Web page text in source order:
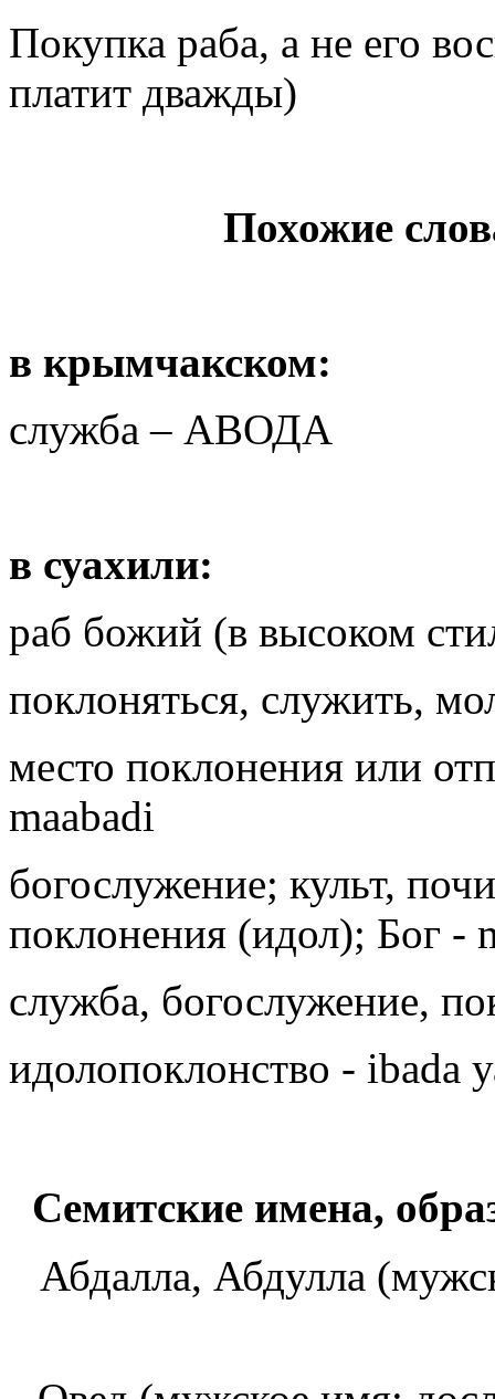
Покупка раба, а не его
платит дважды)
Похожие
в крымчакском:
служба – АВОДА
в суахили:
раб божий (в высоком
поклоняться, служить,
место поклонения или
maabadi
богослужение; культ,
поклонения (идол); Бог -
служба, богослужение,
идолопоклонство - ibada
Семитские имена,
Абдалла, Абдулла